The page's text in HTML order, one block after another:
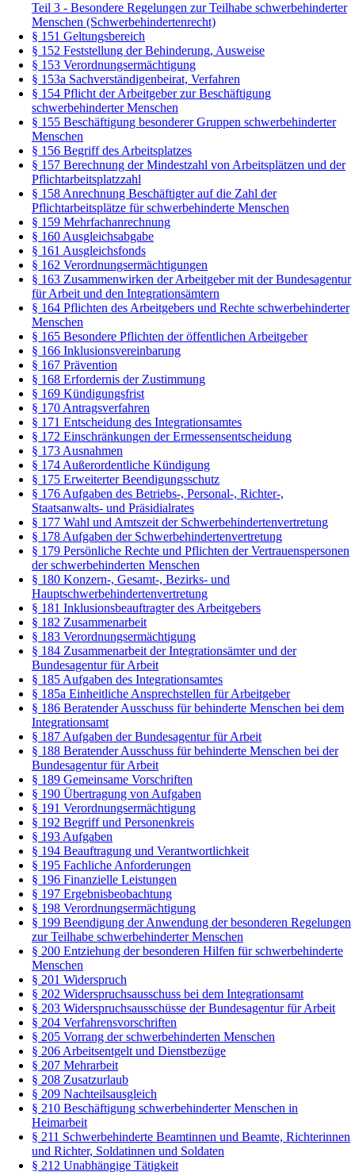
Teil 3 - Besondere Regelungen zur Teilhabe schwerbehinderter
Menschen (Schwerbehindertenrecht)
§ 151 Geltungsbereich
§ 152 Feststellung der Behinderung, Ausweise
§ 153 Verordnungsermächtigung
§ 153a Sachverständigenbeirat, Verfahren
§ 154 Pflicht der Arbeitgeber zur Beschäftigung
schwerbehinderter Menschen
§ 155 Beschäftigung besonderer Gruppen schwerbehinderter
Menschen
§ 156 Begriff des Arbeitsplatzes
§ 157 Berechnung der Mindestzahl von Arbeitsplätzen und der
Pflichtarbeitsplatzzahl
§ 158 Anrechnung Beschäftigter auf die Zahl der
Pflichtarbeitsplätze für schwerbehinderte Menschen
§ 159 Mehrfachanrechnung
§ 160 Ausgleichsabgabe
§ 161 Ausgleichsfonds
§ 162 Verordnungsermächtigungen
§ 163 Zusammenwirken der Arbeitgeber mit der Bundesagentur
für Arbeit und den Integrationsämtern
§ 164 Pflichten des Arbeitgebers und Rechte schwerbehinderter
Menschen
§ 165 Besondere Pflichten der öffentlichen Arbeitgeber
§ 166 Inklusionsvereinbarung
§ 167 Prävention
§ 168 Erfordernis der Zustimmung
§ 169 Kündigungsfrist
§ 170 Antragsverfahren
§ 171 Entscheidung des Integrationsamtes
§ 172 Einschränkungen der Ermessensentscheidung
§ 173 Ausnahmen
§ 174 Außerordentliche Kündigung
§ 175 Erweiterter Beendigungsschutz
§ 176 Aufgaben des Betriebs-, Personal-, Richter-,
Staatsanwalts- und Präsidialrates
§ 177 Wahl und Amtszeit der Schwerbehindertenvertretung
§ 178 Aufgaben der Schwerbehindertenvertretung
§ 179 Persönliche Rechte und Pflichten der Vertrauenspersonen
der schwerbehinderten Menschen
§ 180 Konzern-, Gesamt-, Bezirks- und
Hauptschwerbehindertenvertretung
§ 181 Inklusionsbeauftragter des Arbeitgebers
§ 182 Zusammenarbeit
§ 183 Verordnungsermächtigung
§ 184 Zusammenarbeit der Integrationsämter und der
Bundesagentur für Arbeit
§ 185 Aufgaben des Integrationsamtes
§ 185a Einheitliche Ansprechstellen für Arbeitgeber
§ 186 Beratender Ausschuss für behinderte Menschen bei dem
Integrationsamt
§ 187 Aufgaben der Bundesagentur für Arbeit
§ 188 Beratender Ausschuss für behinderte Menschen bei der
Bundesagentur für Arbeit
§ 189 Gemeinsame Vorschriften
§ 190 Übertragung von Aufgaben
§ 191 Verordnungsermächtigung
§ 192 Begriff und Personenkreis
§ 193 Aufgaben
§ 194 Beauftragung und Verantwortlichkeit
§ 195 Fachliche Anforderungen
§ 196 Finanzielle Leistungen
§ 197 Ergebnisbeobachtung
§ 198 Verordnungsermächtigung
§ 199 Beendigung der Anwendung der besonderen Regelungen
zur Teilhabe schwerbehinderter Menschen
§ 200 Entziehung der besonderen Hilfen für schwerbehinderte
Menschen
§ 201 Widerspruch
§ 202 Widerspruchsausschuss bei dem Integrationsamt
§ 203 Widerspruchsausschüsse der Bundesagentur für Arbeit
§ 204 Verfahrensvorschriften
§ 205 Vorrang der schwerbehinderten Menschen
§ 206 Arbeitsentgelt und Dienstbezüge
§ 207 Mehrarbeit
§ 208 Zusatzurlaub
§ 209 Nachteilsausgleich
§ 210 Beschäftigung schwerbehinderter Menschen in
Heimarbeit
§ 211 Schwerbehinderte Beamtinnen und Beamte, Richterinnen
und Richter, Soldatinnen und Soldaten
§ 212 Unabhängige Tätigkeit